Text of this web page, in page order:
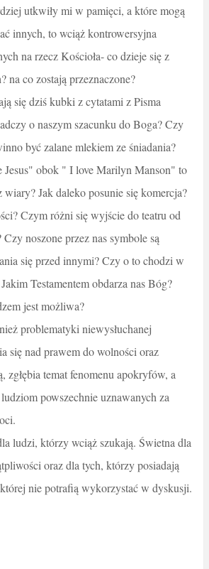
utkwiły mi w pamięci, a które mogą
innych, to wciąż kontrowersyjna
na rzecz Kościoła- co dzieje się z
na co zostają przeznaczone?
się dziś kubki z cytatami z Pisma
o naszym szacunku do Boga? Czy
być zalane mlekiem ze śniadania?
Jesus" obok " I love Marilyn Manson" to
Jak daleko posunie się komercja?
Czym różni się wyjście do teatru od
noszone przez nas symbole są
się przed innymi? Czy o to chodzi w
Testamentem obdarza nas Bóg?
jest możliwa?
problematyki niewysłuchanej
się nad prawem do wolności oraz
zgłębia temat fenomenu apokryfów, a
powszechnie uznawanych za
ludzi, którzy wciąż szukają. Świetna dla
oraz dla tych, którzy posiadają
nie potrafią wykorzystać w dyskusji.